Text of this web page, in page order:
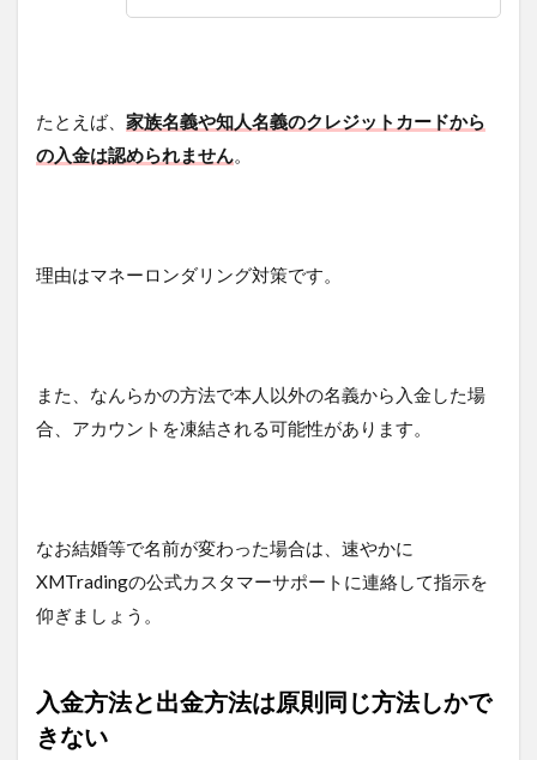
たとえば、 家族名義や知人名義のクレジットカードから
の入金は認められません。
理由はマネーロンダリング対策です。
また、なんらかの方法で本人以外の名義から入金した場
合、アカウントを凍結される可能性があります。
なお結婚等で名前が変わった場合は、速やかに
XMTradingの公式カスタマーサポートに連絡して指示を
仰ぎましょう。
入金方法と出金方法は原則同じ方法しかで
きない